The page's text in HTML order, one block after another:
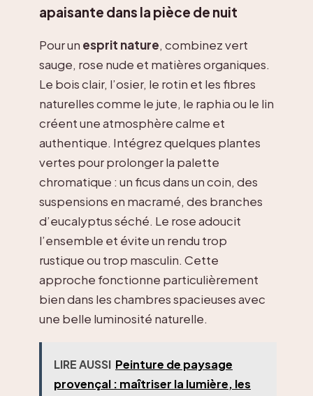
apaisante dans la pièce de nuit
Pour un esprit nature, combinez vert
sauge, rose nude et matières organiques.
Le bois clair, l’osier, le rotin et les fibres
naturelles comme le jute, le raphia ou le lin
créent une atmosphère calme et
authentique. Intégrez quelques plantes
vertes pour prolonger la palette
chromatique : un ficus dans un coin, des
suspensions en macramé, des branches
d’eucalyptus séché. Le rose adoucit
l’ensemble et évite un rendu trop
rustique ou trop masculin. Cette
approche fonctionne particulièrement
bien dans les chambres spacieuses avec
une belle luminosité naturelle.
LIRE AUSSI Peinture de paysage
provençal : maîtriser la lumière, les